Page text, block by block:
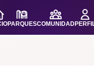
PARQUESCOMUNIDAD